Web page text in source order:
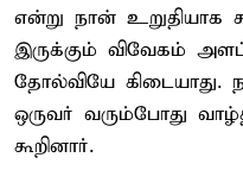
என்று நான் உறுதியாக
இருக்கும் விவேகம்
தோல்வியே கிடையாது.
ஒருவர் வரும்போது
கூறினார்.